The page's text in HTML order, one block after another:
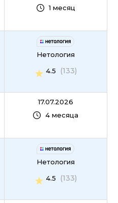
1 месяц
Нетология
4.5
(133)
17.07.2026
4 месяца
Нетология
4.5
(133)